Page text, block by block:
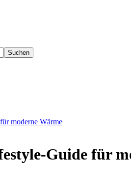
moderne Wärme
Guide für